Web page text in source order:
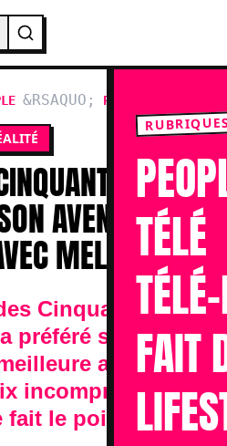
TÉLÉ
FAIT
PERSONNALITÉS
FAIT
AVENTURE ET
MELISSA
Cinquante du 19
préféré sauver
amie
incompris par les
le point.